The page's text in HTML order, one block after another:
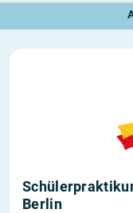
Berlin